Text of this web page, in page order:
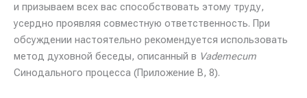
и призываем всех вас способствовать этому труду,
усердно проявляя совместную ответственность. При
обсуждении настоятельно рекомендуется использовать
метод духовной беседы, описанный в Vademecum
Синодального процесса (Приложение B, 8).